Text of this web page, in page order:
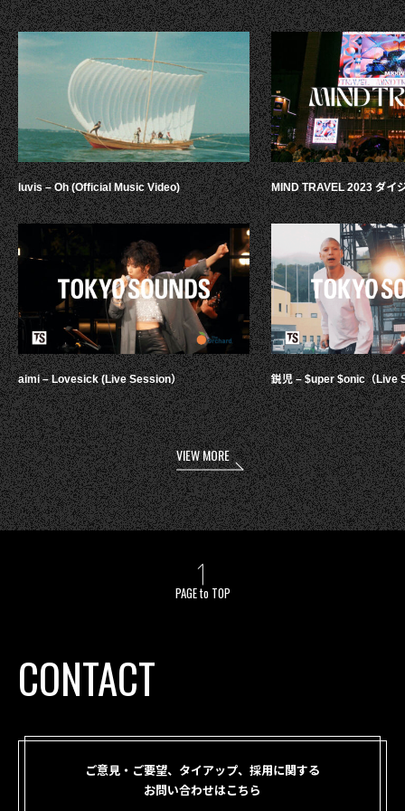
luvis – Oh (Official Music Video)
aimi – Lovesick (Live Session）
MIND TRAVEL 2023 ダイ
鋭児 – $uper $onic（Live
VIEW MORE
PAGE to TOP
CONTACT
ご意見・ご要望、タイアップ、採用に関する
お問い合わせはこちら